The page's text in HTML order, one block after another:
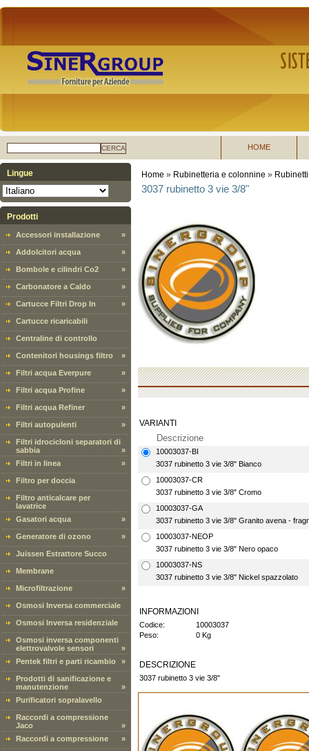
CERCA HOME
Lingue
Prodotti
Accessori installazione »
Addolcitori acqua »
Bombole e cilindri Co2 »
Carbonatore a Caldo »
Cartucce Filtri Drop In »
Cartucce ricaricabili
Centraline di controllo
Contenitori housings filtro »
Filtri acqua Everpure »
Filtri acqua Profine »
Filtri acqua Refiner »
Filtri autopulenti »
Filtri idrocicloni separatori di
sabbia
»
Filtri in linea
»
Filtro per doccia
Filtro anticalcare per
lavatrice
Gasatori acqua
»
Generatore di ozono »
Juissen Estrattore Succo
Membrane
Microfiltrazione »
Osmosi Inversa commerciale
Osmosi Inversa residenziale
Osmosi inversa componenti
elettrovalvole sensori
»
Pentek filtri e parti ricambio
»
Prodotti di sanificazione e
manutenzione
»
Purificatori sopralavello
Raccordi a compressione
Jaco
»
Raccordi a compressione
»
Home » Rubinetteria e colonnine »
3037 rubinetto 3 vie 3/8"
VARIANTI
Descrizione
10003037-BI
3037 rubinetto 3 vie 3/8" Bianco
10003037-CR
3037 rubinetto 3 vie 3/8" Cromo
10003037-GA
3037 rubinetto 3 vie 3/8" Granito avena -
10003037-NEOP
3037 rubinetto 3 vie 3/8" Nero opaco
10003037-NS
3037 rubinetto 3 vie 3/8" Nickel spazzolato
INFORMAZIONI
Codice:
10003037
Peso:
0 Kg
DESCRIZIONE
3037 rubinetto 3 vie 3/8"